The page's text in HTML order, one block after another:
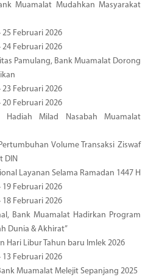
Muamalat Mudahkan Masyarakat
Februari 2026
Februari 2026
Pamulang, Bank Muamalat Dorong
Februari 2026
Februari 2026
Hadiah Milad Nasabah Muamalat
Volume Transaksi Ziswaf
DIN
Layanan Selama Ramadan 1447 H
Februari 2026
Februari 2026
Bank Muamalat Hadirkan Program
Dunia & Akhirat”
Hari Libur Tahun baru Imlek 2026
Februari 2026
Muamalat Melejit Sepanjang 2025